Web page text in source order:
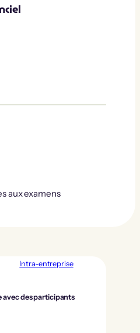
aux examens
Intra-entreprise
des participants